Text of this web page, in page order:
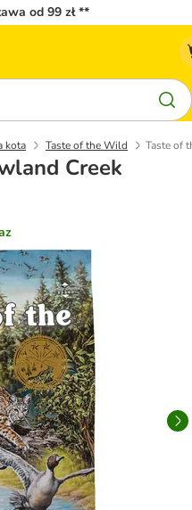
od 99 zł **
kota Taste of the Wild Taste of
Creek